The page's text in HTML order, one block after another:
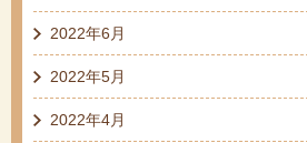
2022年6月
2022年5月
2022年4月